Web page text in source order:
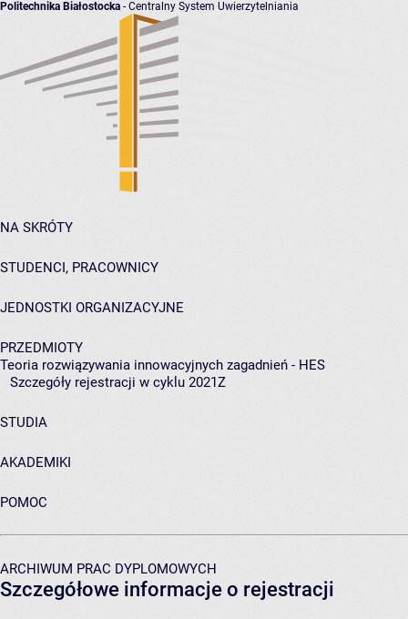
Politechnika Białostocka - Centralny System Uwierzytelniania
NA SKRÓTY
STUDENCI, PRACOWNICY
JEDNOSTKI ORGANIZACYJNE
PRZEDMIOTY
Teoria rozwiązywania innowacyjnych zagadnień - HES
Szczegóły rejestracji w cyklu 2021Z
STUDIA
AKADEMIKI
POMOC
ARCHIWUM PRAC DYPLOMOWYCH
Szczegółowe informacje o rejestracji